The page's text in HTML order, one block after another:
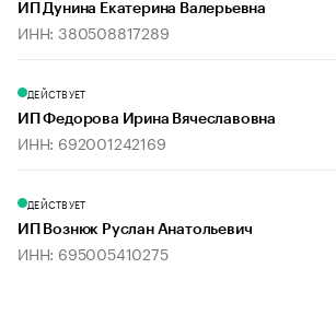
ИП Дунина Екатерина Валерьевна
ИНН: 380508817289
ДЕЙСТВУЕТ
ИП Федорова Ирина Вячеславовна
ИНН: 692001242169
ДЕЙСТВУЕТ
ИП Вознюк Руслан Анатольевич
ИНН: 695005410275